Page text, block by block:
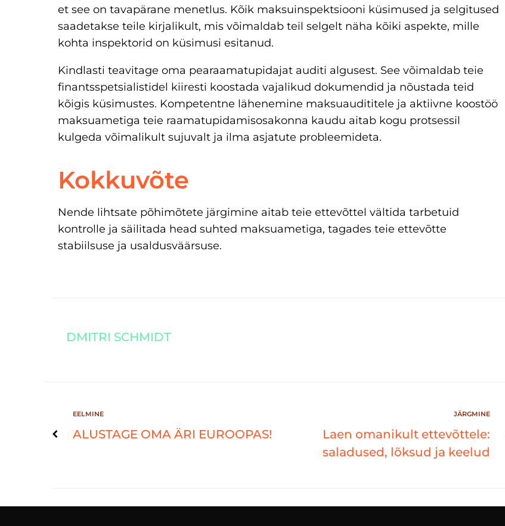
et see on tavapärane menetlus. Kõik maksuinspektsiooni küsimused ja selgitused
saadetakse teile kirjalikult, mis võimaldab teil selgelt näha kõiki aspekte, mille
kohta inspektorid on küsimusi esitanud.
Kindlasti teavitage oma pearaamatupidajat auditi algusest. See võimaldab teie
finantsspetsialistidel kiiresti koostada vajalikud dokumendid ja nõustada teid
kõigis küsimustes. Kompetentne lähenemine maksuaudititele ja aktiivne koostöö
maksuametiga teie raamatupidamisosakonna kaudu aitab kogu protsessil
kulgeda võimalikult sujuvalt ja ilma asjatute probleemideta.
Kokkuvõte
Nende lihtsate põhimõtete järgimine aitab teie ettevõttel vältida tarbetuid
kontrolle ja säilitada head suhted maksuametiga, tagades teie ettevõtte
stabiilsuse ja usaldusväärsuse.
DMITRI SCHMIDT
EELMINE
ALUSTAGE OMA ÄRI EUROOPAS!
JÄRGMINE
Laen omanikult ettevõttele:
saladused, lõksud ja keelud